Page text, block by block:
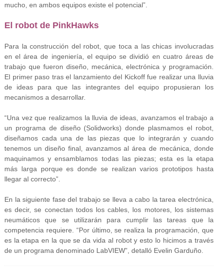
mucho, en ambos equipos existe el potencial”.
El robot de PinkHawks
Para la construcción del robot, que toca a las chicas involucradas
en el área de ingeniería, el equipo se dividió en cuatro áreas de
trabajo que fueron diseño, mecánica, electrónica y programación.
El primer paso tras el lanzamiento del Kickoff fue realizar una lluvia
de ideas para que las integrantes del equipo propusieran los
mecanismos a desarrollar.
“Una vez que realizamos la lluvia de ideas, avanzamos el trabajo a
un programa de diseño (Solidworks) donde plasmamos el robot,
diseñamos cada una de las piezas que lo integrarán y cuando
tenemos un diseño final, avanzamos al área de mecánica, donde
maquinamos y ensamblamos todas las piezas; esta es la etapa
más larga porque es donde se realizan varios prototipos hasta
llegar al correcto”.
En la siguiente fase del trabajo se lleva a cabo la tarea electrónica,
es decir, se conectan todos los cables, los motores, los sistemas
neumáticos que se utilizarán para cumplir las tareas que la
competencia requiere. “Por último, se realiza la programación, que
es la etapa en la que se da vida al robot y esto lo hicimos a través
de un programa denominado LabVIEW”, detalló Evelin Garduño.